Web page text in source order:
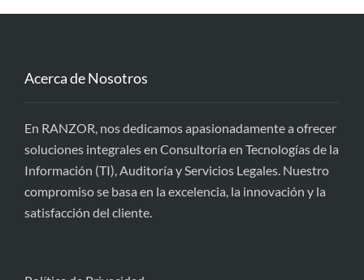
Acerca de Nosotros
En RANZOR, nos dedicamos apasionadamente a ofrecer
soluciones integrales en Consultoría en Tecnologías de la
Información (TI), Auditoría y Servicios Legales. Nuestro
compromiso se basa en la excelencia, la innovación y la
satisfacción del cliente.